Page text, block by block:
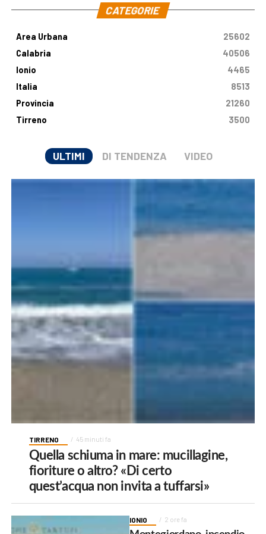
CATEGORIE
Area Urbana
25602
Calabria
40506
Ionio
4465
Italia
8513
Provincia
21260
Tirreno
3500
ULTIMI DI TENDENZA VIDEO
TIRRENO 45 minuti fa
Quella schiuma in mare: mucillagine,
fioriture o altro? «Di certo
quest’acqua non invita a tuffarsi»
IONIO 2 ore fa